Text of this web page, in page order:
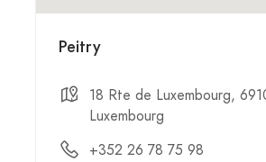
Peitry
18 Rte de Luxembourg,
Luxembourg
+352 26 78 75 98